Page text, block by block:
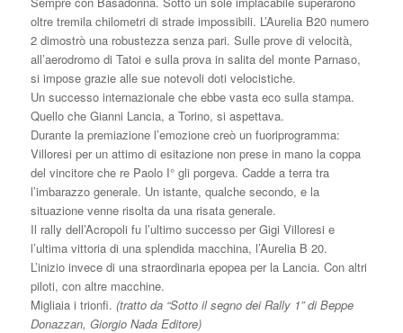
oltre tremila chilometri di strade impossibili. L’Aurelia B20 numero
2 dimostrò una robustezza senza pari. Sulle prove di velocità,
all’aerodromo di Tatoi e sulla prova in salita del monte Parnaso,
si impose grazie alle sue notevoli doti velocistiche.
Un successo internazionale che ebbe vasta eco sulla stampa.
Quello che Gianni Lancia, a Torino, si aspettava.
Durante la premiazione l’emozione creò un fuoriprogramma:
Villoresi per un attimo di esitazione non prese in mano la coppa
del vincitore che re Paolo I° gli porgeva. Cadde a terra tra
l’imbarazzo generale. Un istante, qualche secondo, e la
situazione venne risolta da una risata generale.
Il rally dell’Acropoli fu l’ultimo successo per Gigi Villoresi e
l’ultima vittoria di una splendida macchina, l’Aurelia B 20.
L’inizio invece di una straordinaria epopea per la Lancia. Con altri
piloti, con altre macchine.
Migliaia i trionfi. (tratto da “Sotto il segno dei Rally 1” di Beppe
Donazzan, Giorgio Nada Editore)